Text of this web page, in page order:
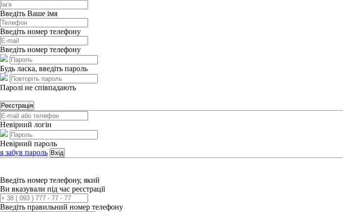
Введіть Ваше імя
Введіть номер телефону
Введіть номер телефону
Будь ласка, введіть пароль
Паролі не співпадають
Реєстрація
Невірний логін
Невірний пароль
я забув пароль Вхід
Введіть номер телефону, який
Ви вказували під час реєстрації
Введіть правильний номер телефону